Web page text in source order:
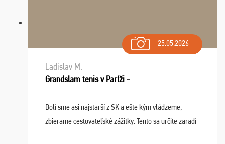
25.05.2026
Ladislav M.
Grandslam tenis v Paríži -
Bolí sme asi najstarší z SK a ešte kým vládzeme,
zbierame cestovateľské zážitky. Tento sa určite zaradí